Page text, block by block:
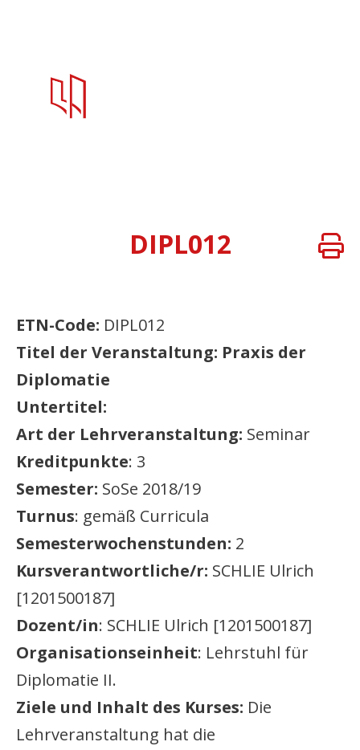
DIPL012
ETN-Code: DIPL012
Titel der Veranstaltung: Praxis der
Diplomatie
Untertitel:
Art der Lehrveranstaltung: Seminar
Kreditpunkte: 3
Semester: SoSe 2018/19
Turnus: gemäß Curricula
Semesterwochenstunden: 2
Kursverantwortliche/r: SCHLIE Ulrich
[1201500187]
Dozent/in: SCHLIE Ulrich [1201500187]
Organisationseinheit: Lehrstuhl für
Diplomatie II.
Ziele und Inhalt des Kurses: Die
Lehrveranstaltung hat die